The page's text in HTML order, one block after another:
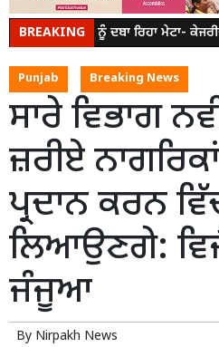
BREAKING
ਰਹੀ ਆਵਾਜ਼ ਨੂੰ ਦਬਾ ਰਿਹਾ ਮੇਟਾ-
Punjab Breaking News
ਸਾਰੇ ਵਿਭਾਗ
ਜ਼ਰੀਏ
ਪ੍ਰਦਾਨ ਕਰਨ
ਲਿਆਉਣਗੇ:
ਜੰਜੂਆ
By Nirpakh News